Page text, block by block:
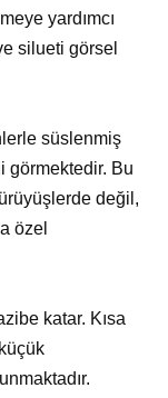
yardımcı
silueti görsel
süslenmiş
görmektedir. Bu
değil,
özel
katar. Kısa